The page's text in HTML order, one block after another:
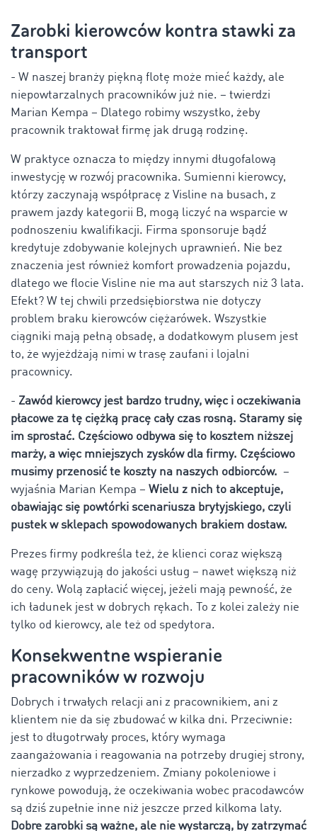
Zarobki kierowców kontra stawki za
transport
- W naszej branży piękną flotę może mieć każdy, ale
niepowtarzalnych pracowników już nie. – twierdzi
Marian Kempa – Dlatego robimy wszystko, żeby
pracownik traktował firmę jak drugą rodzinę.
W praktyce oznacza to między innymi długofalową
inwestycję w rozwój pracownika. Sumienni kierowcy,
którzy zaczynają współpracę z Visline na busach, z
prawem jazdy kategorii B, mogą liczyć na wsparcie w
podnoszeniu kwalifikacji. Firma sponsoruje bądź
kredytuje zdobywanie kolejnych uprawnień. Nie bez
znaczenia jest również komfort prowadzenia pojazdu,
dlatego we flocie Visline nie ma aut starszych niż 3 lata.
Efekt? W tej chwili przedsiębiorstwa nie dotyczy
problem braku kierowców ciężarówek. Wszystkie
ciągniki mają pełną obsadę, a dodatkowym plusem jest
to, że wyjeżdżają nimi w trasę zaufani i lojalni
pracownicy.
- Zawód kierowcy jest bardzo trudny, więc i oczekiwania
płacowe za tę ciężką pracę cały czas rosną. Staramy się
im sprostać. Częściowo odbywa się to kosztem niższej
marży, a więc mniejszych zysków dla firmy. Częściowo
musimy przenosić te koszty na naszych odbiorców. –
wyjaśnia Marian Kempa – Wielu z nich to akceptuje,
obawiając się powtórki scenariusza brytyjskiego, czyli
pustek w sklepach spowodowanych brakiem dostaw.
Prezes firmy podkreśla też, że klienci coraz większą
wagę przywiązują do jakości usług – nawet większą niż
do ceny. Wolą zapłacić więcej, jeżeli mają pewność, że
ich ładunek jest w dobrych rękach. To z kolei zależy nie
tylko od kierowcy, ale też od spedytora.
Konsekwentne wspieranie
pracowników w rozwoju
Dobrych i trwałych relacji ani z pracownikiem, ani z
klientem nie da się zbudować w kilka dni. Przeciwnie:
jest to długotrwały proces, który wymaga
zaangażowania i reagowania na potrzeby drugiej strony,
nierzadko z wyprzedzeniem. Zmiany pokoleniowe i
rynkowe powodują, że oczekiwania wobec pracodawców
są dziś zupełnie inne niż jeszcze przed kilkoma laty.
Dobre zarobki są ważne, ale nie wystarczą, by zatrzymać